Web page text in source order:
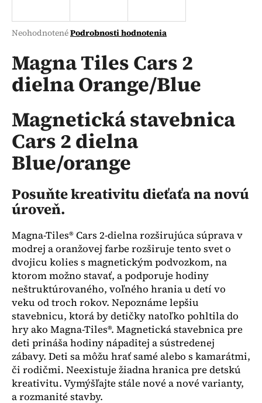
Priemerné
produktu
je
0,0
z
hviezdičiek.
NeohodnotenéPodrobnosti hodnotenia
Magna Tiles Cars 2
dielna Orange/Blue
Magnetická stavebnica
Cars 2 dielna
Blue/orange
Posuňte kreativitu dieťaťa na novú
úroveň.
Magna-Tiles® Cars 2-dielna rozširujúca súprava v
modrej a oranžovej farbe rozširuje tento svet o
dvojicu kolies s magnetickým podvozkom, na
ktorom možno stavať, a podporuje hodiny
neštruktúrovaného, ​​voľného hrania u detí vo
veku od troch rokov. Nepoznáme lepšiu
stavebnicu, ktorá by detičky natoľko pohltila do
hry ako Magna-Tiles®. Magnetická stavebnica pre
deti prináša hodiny nápaditej a sústredenej
zábavy. Deti sa môžu hrať samé alebo s kamarátmi,
či rodičmi. Neexistuje žiadna hranica pre detskú
kreativitu. Vymýšľajte stále nové a nové varianty,
a rozmanité stavby.
j
ť
?
HĽADAŤ
O
d
p
r
ú
č
a
m
e
FUN
STYLE
SÚPRAVA
€29